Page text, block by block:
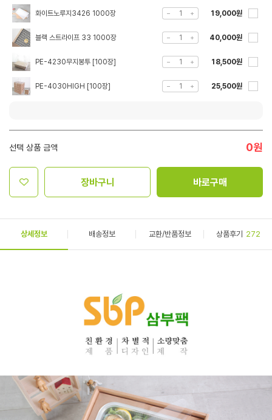
화이트노루지3426 1000장 19,000원
블랙 스트라이프 33 1000장 40,000원
PE-4230무지봉투 [100장] 18,500원
PE-4030HIGH [100장] 25,500원
선택 상품 금액 0원
장바구니 바로구매
상세정보 배송정보 교환/반품정보 상품후기 272